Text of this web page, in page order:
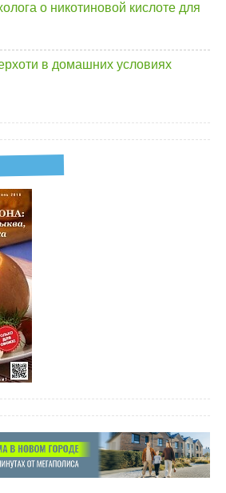
о никотиновой кислоте для
в домашних условиях